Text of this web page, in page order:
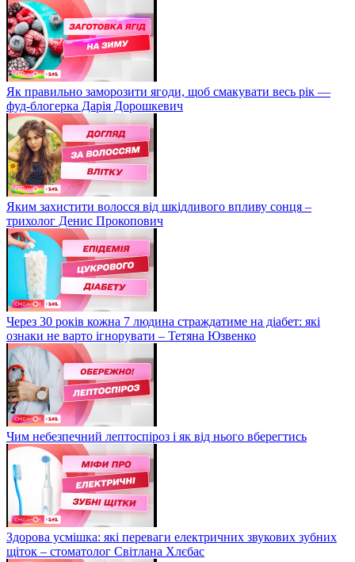
Як правильно заморозити ягоди, щоб смакувати весь рік —
фуд-блогерка Дарія Дорошкевич
Яким захистити волосся від шкідливого впливу сонця –
трихолог Денис Прокопович
Через 30 років кожна 7 людина страждатиме на діабет: які
ознаки не варто ігнорувати – Тетяна Юзвенко
Чим небезпечний лептоспіроз і як від нього вберегтись
Здорова усмішка: які переваги електричних звукових зубних
щіток – стоматолог Світлана Хлєбас